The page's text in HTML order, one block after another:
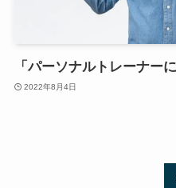
「パーソナルトレーナー
2022年8月4日